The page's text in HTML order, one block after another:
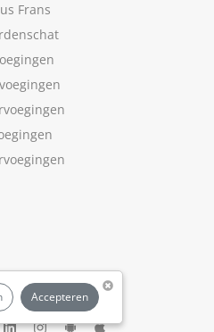
Accepteren
Frans